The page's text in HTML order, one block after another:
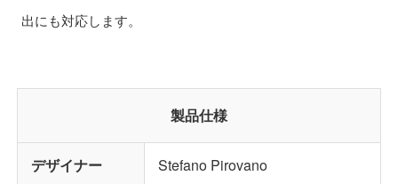
出にも対応します。
製品仕様
デザイナー Stefano Pirovano